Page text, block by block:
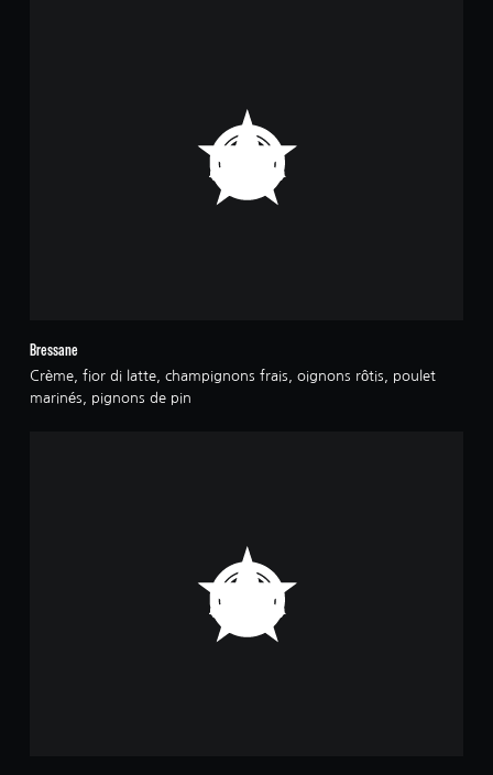
Bressane
Crème, fior di latte, champignons frais, oignons rôtis, poulet
marinés, pignons de pin